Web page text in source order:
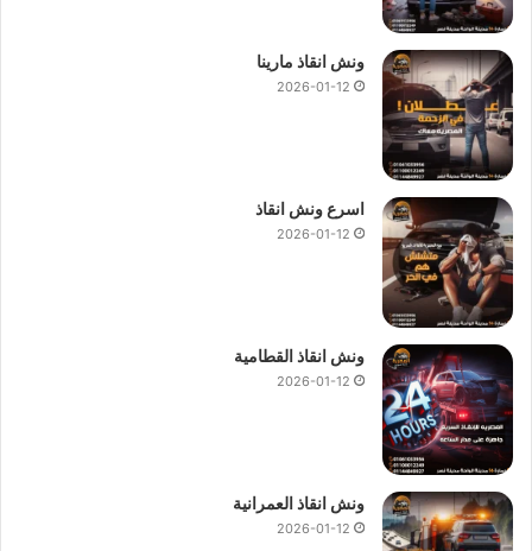
ونش انقاذ مارينا
2026-01-12
اسرع ونش انقاذ
2026-01-12
ونش انقاذ القطامية
2026-01-12
ونش انقاذ العمرانية
2026-01-12